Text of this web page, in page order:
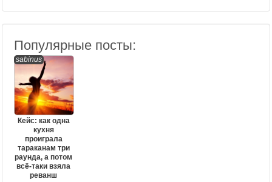
Популярные посты:
sabinus
Кейс: как одна
кухня
проиграла
тараканам три
раунда, а потом
всё-таки взяла
реванш